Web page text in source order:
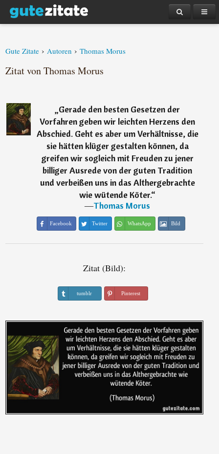
Gute Zitate › Autoren › Thomas Morus
Zitat von Thomas Morus
„Gerade den besten Gesetzen der
Vorfahren geben wir leichten Herzens den
Abschied. Geht es aber um Verhältnisse, die
sie hätten klüger gestalten können, da
greifen wir sogleich mit Freuden zu jener
billiger Ausrede von der guten Tradition
und verbeißen uns in das Althergebrachte
wie wütende Köter.“
―Thomas Morus
Facebook Twitter WhatsApp Bild
Zitat (Bild):
tumblr Pinterest